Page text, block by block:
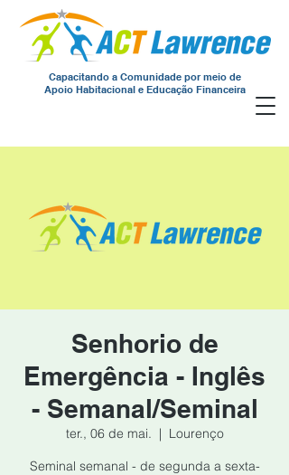
Capacitando a Comunidade por meio de
Apoio Habitacional e Educação Financeira
Senhorio de
Emergência - Inglês
- Semanal/Seminal
ter., 06 de mai.
  |
Lourenço
Seminal semanal - de segunda a sexta-